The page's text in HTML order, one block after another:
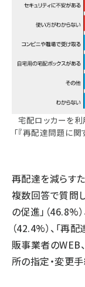
宅配ロッカーを
「『再配達問題に
再配達を減らす
複数回答で質問
の促進」（46.8%
（42.4%）、「再
販事業者のWEB
所の指定・変更手